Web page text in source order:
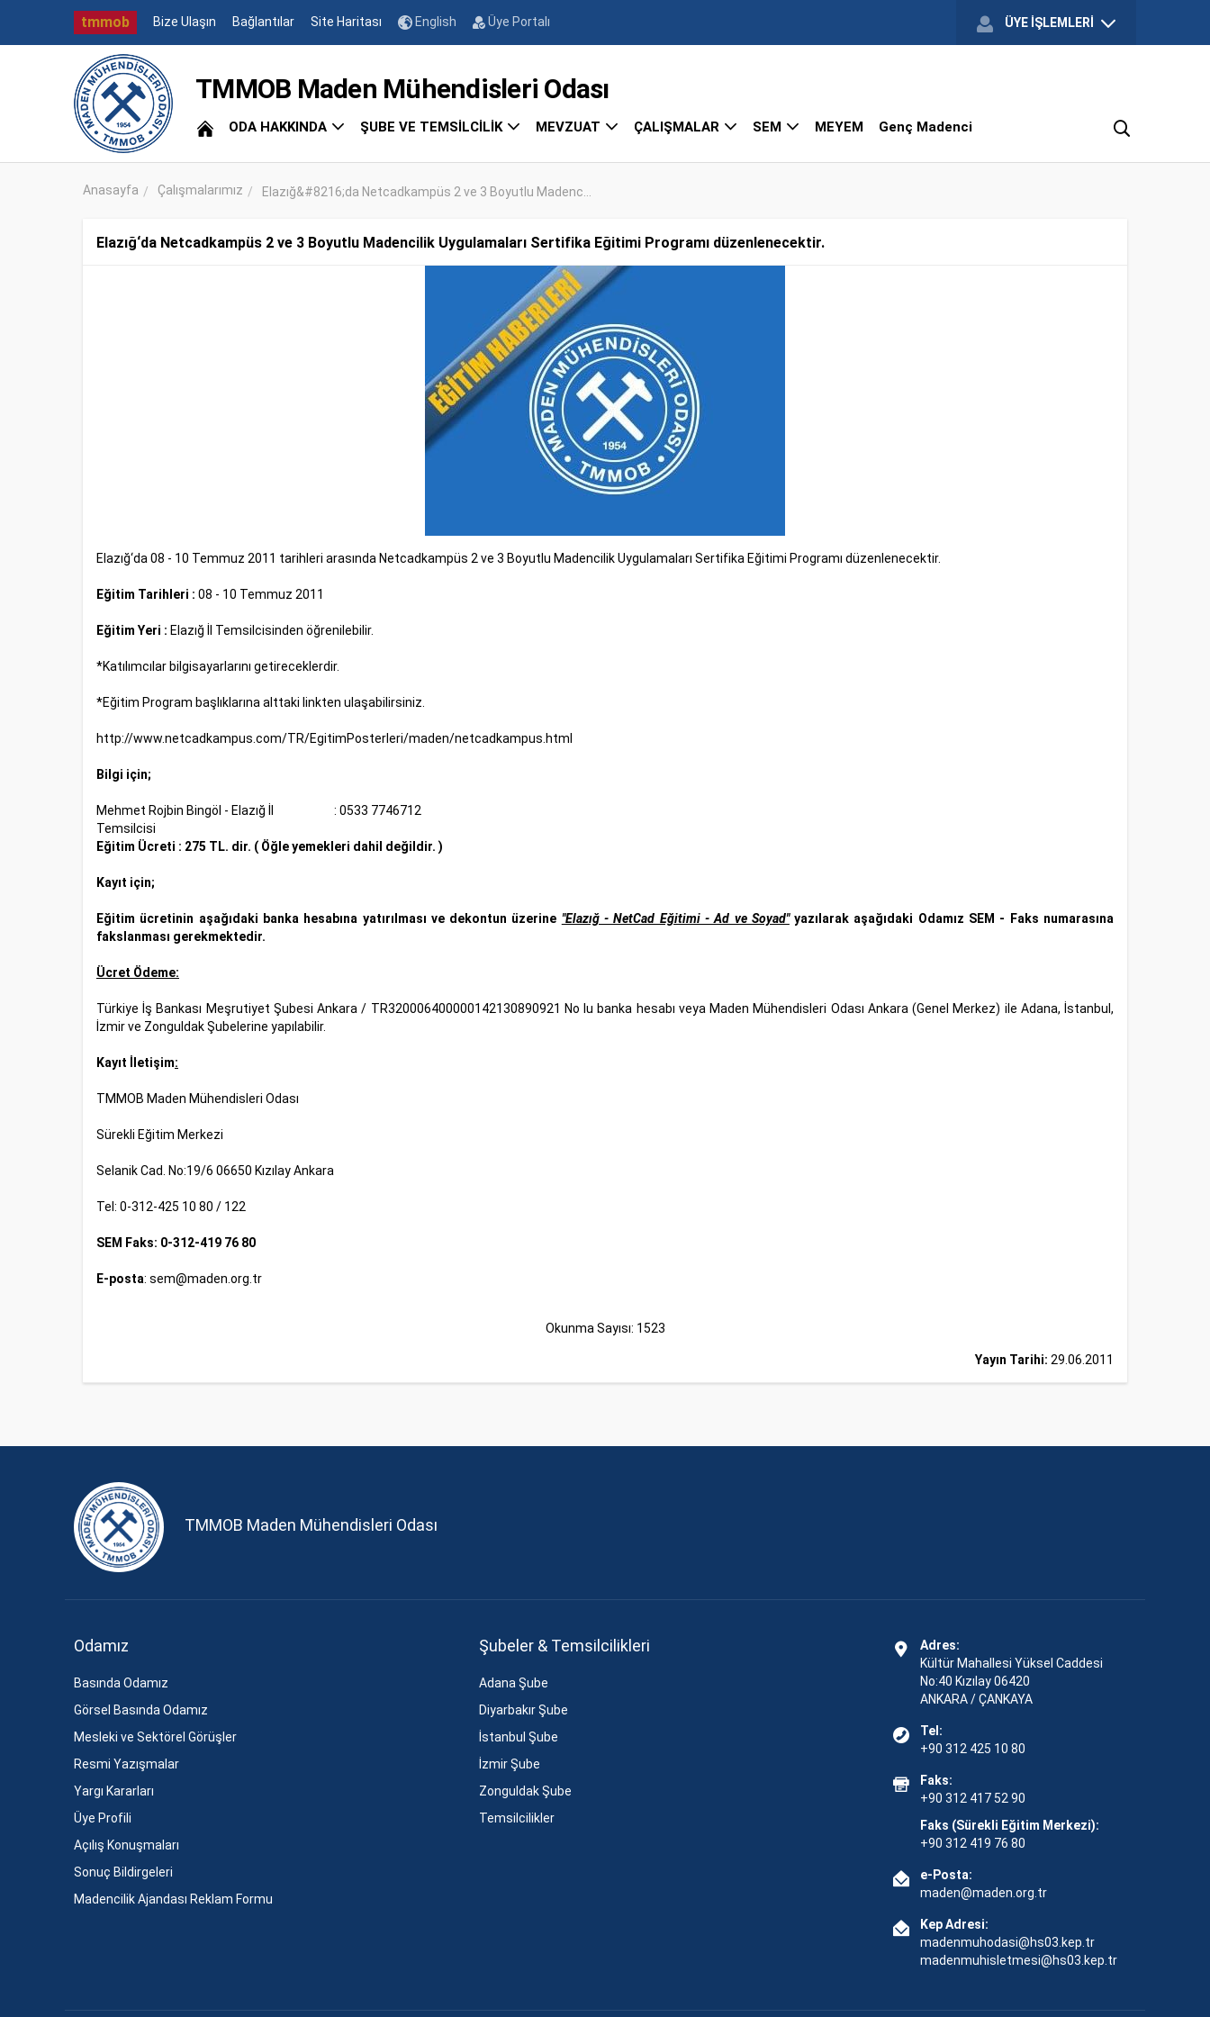
tmmob Bize Ulaşın Bağlantılar Site Haritası English Üye Portalı ÜYE İŞLEMLERİ
TMMOB Maden Mühendisleri Odası
ODA HAKKINDA ŞUBE VE TEMSİLCİLİK MEVZUAT ÇALIŞMALAR SEM MEYEM Genç Madenci
Anasayfa Çalışmalarımız Elazığ&#8216;da Netcadkampüs 2 ve 3 Boyutlu Madenc...
Elazığ‘da Netcadkampüs 2 ve 3 Boyutlu Madencilik Uygulamaları Sertifika Eğitimi Programı düzenlenecektir.
Elazığ‘da 08 - 10 Temmuz 2011 tarihleri arasında Netcadkampüs 2 ve 3 Boyutlu Madencilik Uygulamaları Sertifika Eğitimi Programı düzenlenecektir.
Eğitim Tarihleri : 08 - 10 Temmuz 2011
Eğitim Yeri : Elazığ İl Temsilcisinden öğrenilebilir.
*Katılımcılar bilgisayarlarını getireceklerdir.
*Eğitim Program başlıklarına alttaki linkten ulaşabilirsiniz.
http://www.netcadkampus.com/TR/EgitimPosterleri/maden/netcadkampus.html
Bilgi için;
Mehmet Rojbin Bingöl - Elazığ İl
Temsilcisi
: 0533 7746712
Eğitim Ücreti : 275 TL. dir. ( Öğle yemekleri dahil değildir. )
Kayıt için;
Eğitim ücretinin aşağıdaki banka hesabına yatırılması ve dekontun üzerine "Elazığ - NetCad Eğitimi - Ad ve Soyad"yazılarak aşağıdaki Odamız SEM - Faks numarasına
fakslanması gerekmektedir.
Ücret Ödeme:
Türkiye İş Bankası Meşrutiyet Şubesi Ankara / TR320006400000142130890921 No lu banka hesabı veya Maden Mühendisleri Odası Ankara (Genel Merkez) ile Adana, İstanbul,
İzmir ve Zonguldak Şubelerine yapılabilir.
Kayıt İletişim:
TMMOB Maden Mühendisleri Odası
Sürekli Eğitim Merkezi
Selanik Cad. No:19/6 06650 Kızılay Ankara
Tel: 0-312-425 10 80 / 122
SEM Faks: 0-312-419 76 80
E-posta: sem@maden.org.tr
Okunma Sayısı: 1523
Yayın Tarihi: 29.06.2011
TMMOB Maden Mühendisleri Odası
Odamız
Basında Odamız
Görsel Basında Odamız
Mesleki ve Sektörel Görüşler
Resmi Yazışmalar
Yargı Kararları
Üye Profili
Açılış Konuşmaları
Sonuç Bildirgeleri
Madencilik Ajandası Reklam Formu
Şubeler & Temsilcilikleri
Adana Şube
Diyarbakır Şube
İstanbul Şube
İzmir Şube
Zonguldak Şube
Temsilcilikler
Adres:
Kültür Mahallesi Yüksel Caddesi
No:40 Kızılay 06420
ANKARA / ÇANKAYA
Tel:
+90 312 425 10 80
Faks:
+90 312 417 52 90
Faks (Sürekli Eğitim Merkezi):
+90 312 419 76 80
e-Posta:
maden@maden.org.tr
Kep Adresi:
madenmuhodasi@hs03.kep.tr
madenmuhisletmesi@hs03.kep.tr